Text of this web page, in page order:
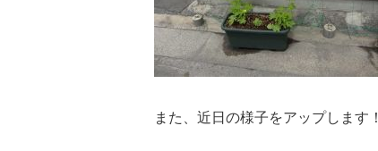
また、近日の様子をアップします！